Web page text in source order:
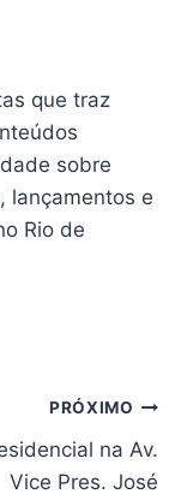
que traz
sobre
lançamentos e
Rio de
PRÓXIMO
na Av.
Vice Pres. José